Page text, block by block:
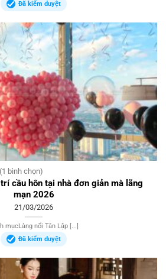
Đã kiểm duyệt
bình chọn)
cầu hôn tại nhà đơn giản mà lãng
mạn 2026
21/03/2026
mụcLàng nổi Tân Lập [...]
Đã kiểm duyệt